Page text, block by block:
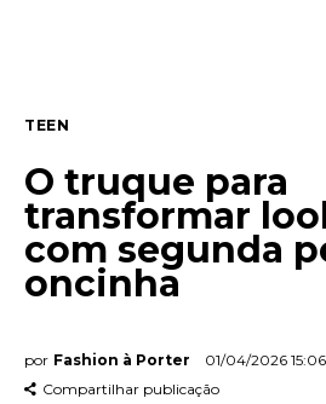
Contato
TEEN
O truque para
transformar
com segunda
oncinha
por Fashion à Porter
01/04/2026 15:06
Compartilhar publicação